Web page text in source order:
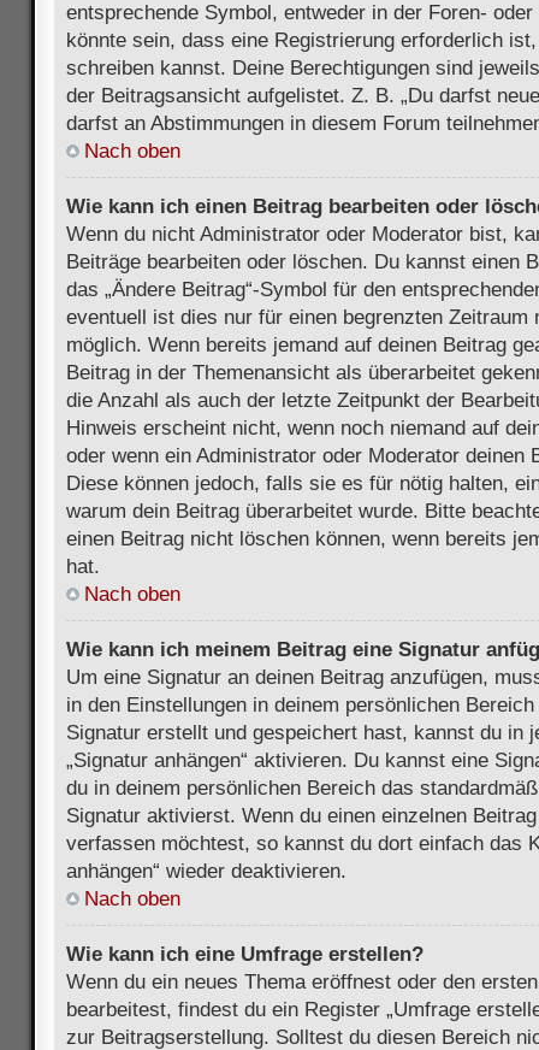
entsprechende Symbol, entweder in der Foren-
könnte sein, dass eine Registrierung erforderlich
schreiben kannst. Deine Berechtigungen sind
der Beitragsansicht aufgelistet. Z. B. „Du darfst
darfst an Abstimmungen in diesem Forum
Nach oben
Wie kann ich einen Beitrag bearbeiten oder
Wenn du nicht Administrator oder Moderator bist,
Beiträge bearbeiten oder löschen. Du kannst einen
das „Ändere Beitrag“-Symbol für den
eventuell ist dies nur für einen begrenzten Zeitraum
möglich. Wenn bereits jemand auf deinen Beitrag
Beitrag in der Themenansicht als überarbeitet
die Anzahl als auch der letzte Zeitpunkt der
Hinweis erscheint nicht, wenn noch niemand auf
oder wenn ein Administrator oder Moderator deinen
Diese können jedoch, falls sie es für nötig halten,
warum dein Beitrag überarbeitet wurde. Bitte
einen Beitrag nicht löschen können, wenn bereits
hat.
Nach oben
Wie kann ich meinem Beitrag eine Signatur
Um eine Signatur an deinen Beitrag anzufügen,
in den Einstellungen in deinem persönlichen
Signatur erstellt und gespeichert hast, kannst du in
„Signatur anhängen“ aktivieren. Du kannst eine
du in deinem persönlichen Bereich das
Signatur aktivierst. Wenn du einen einzelnen
verfassen möchtest, so kannst du dort einfach das
anhängen“ wieder deaktivieren.
Nach oben
Wie kann ich eine Umfrage erstellen?
Wenn du ein neues Thema eröffnest oder den
bearbeitest, findest du ein Register „Umfrage
zur Beitragserstellung. Solltest du diesen Bereich